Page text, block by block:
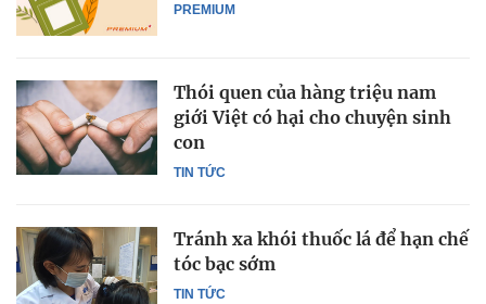
PREMIUM
TIN TỨC
Thói quen của hàng triệu nam
giới Việt có hại cho chuyện sinh
con
TIN TỨC
Tránh xa khói thuốc lá để hạn chế
tóc bạc sớm